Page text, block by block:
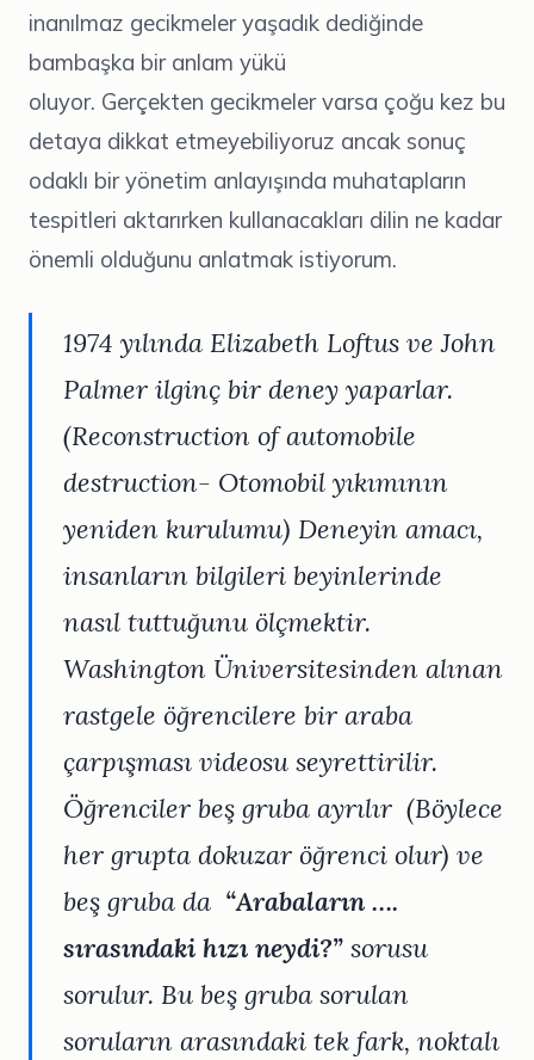
inanılmaz gecikmeler yaşadık dediğinde
bambaşka bir anlam yükü
oluyor. Gerçekten gecikmeler varsa çoğu kez bu
detaya dikkat etmeyebiliyoruz ancak sonuç
odaklı bir yönetim anlayışında muhatapların
tespitleri aktarırken kullanacakları dilin ne kadar
önemli olduğunu anlatmak istiyorum.
1974 yılında Elizabeth Loftus ve John
Palmer ilginç bir deney yaparlar.
(Reconstruction of automobile
destruction- Otomobil yıkımının
yeniden kurulumu) Deneyin amacı,
insanların bilgileri beyinlerinde
nasıl tuttuğunu ölçmektir.
Washington Üniversitesinden alınan
rastgele öğrencilere bir araba
çarpışması videosu seyrettirilir.
Öğrenciler beş gruba ayrılır (Böylece
her grupta dokuzar öğrenci olur) ve
beş gruba da “Arabaların ….
sırasındaki hızı neydi?” sorusu
sorulur. Bu beş gruba sorulan
soruların arasındaki tek fark, noktalı